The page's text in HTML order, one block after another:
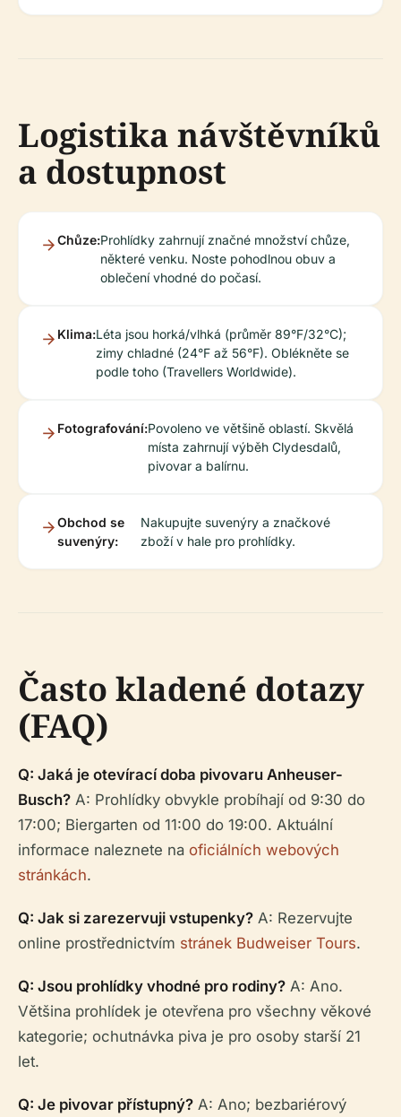
Logistika návštěvníků
a dostupnost
Chůze:Prohlídky zahrnují značné množství chůze,
některé venku. Noste pohodlnou obuv a
oblečení vhodné do počasí.
Klima:Léta jsou horká/vlhká (průměr 89°F/32°C);
zimy chladné (24°F až 56°F). Oblékněte se
podle toho (Travellers Worldwide).
Fotografování:Povoleno ve většině oblastí. Skvělá
místa zahrnují výběh Clydesdalů,
pivovar a balírnu.
Obchod se
suvenýry:
Nakupujte suvenýry a značkové
zboží v hale pro prohlídky.
Často kladené dotazy
(FAQ)
Q: Jaká je otevírací doba pivovaru Anheuser-
Busch? A: Prohlídky obvykle probíhají od 9:30 do
17:00; Biergarten od 11:00 do 19:00. Aktuální
informace naleznete na oficiálních webových
stránkách.
Q: Jak si zarezervuji vstupenky? A: Rezervujte
online prostřednictvím stránek Budweiser Tours.
Q: Jsou prohlídky vhodné pro rodiny? A: Ano.
Většina prohlídek je otevřena pro všechny věkové
kategorie; ochutnávka piva je pro osoby starší 21
let.
Q: Je pivovar přístupný? A: Ano; bezbariérový